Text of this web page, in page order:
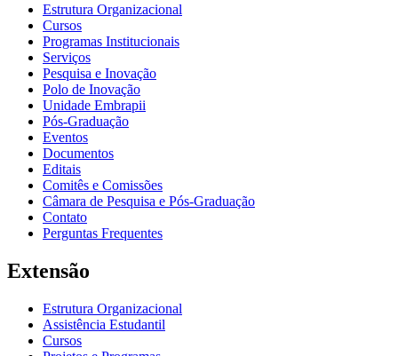
Estrutura Organizacional
Cursos
Programas Institucionais
Serviços
Pesquisa e Inovação
Polo de Inovação
Unidade Embrapii
Pós-Graduação
Eventos
Documentos
Editais
Comitês e Comissões
Câmara de Pesquisa e Pós-Graduação
Contato
Perguntas Frequentes
Extensão
Estrutura Organizacional
Assistência Estudantil
Cursos